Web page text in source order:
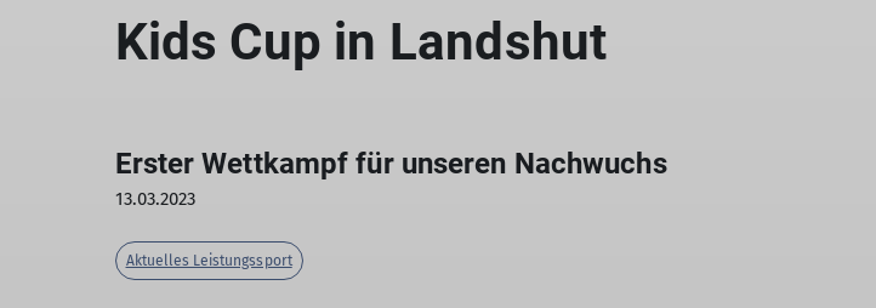
Kids Cup in Landshut
Erster Wettkampf für unseren Nachwuchs
13.03.2023
Aktuelles Leistungssport